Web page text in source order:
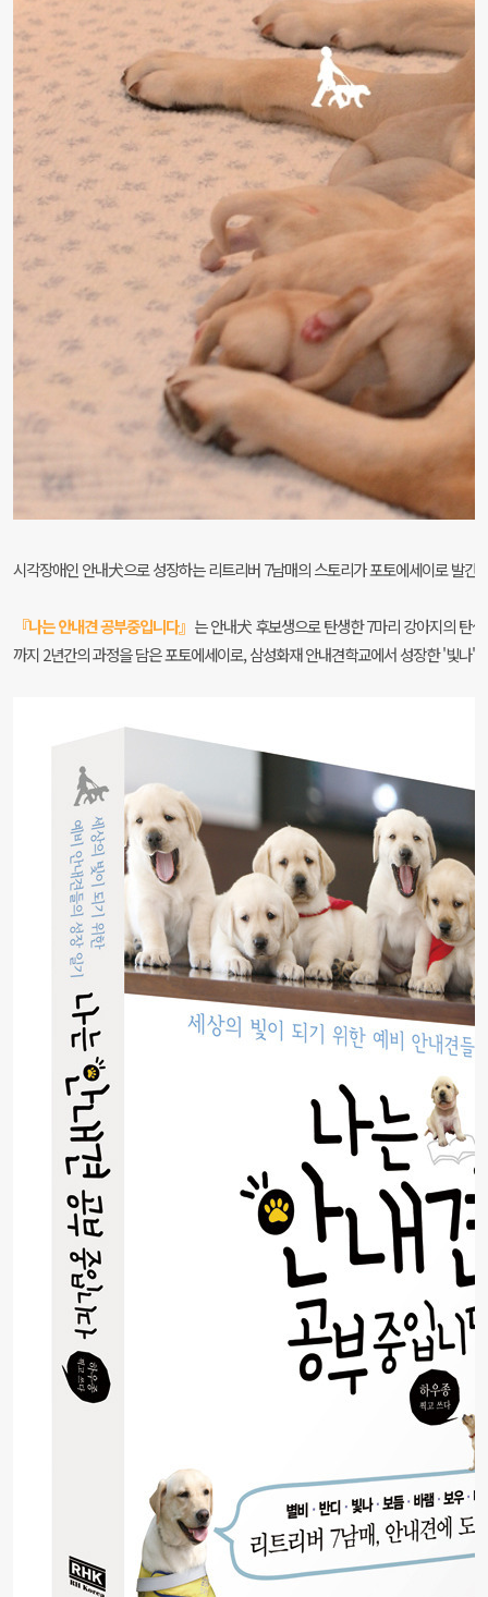
시각장애인 안내犬으로 성장하는 리트리버 7남매의 스토리가포토에세이로 발간
『나는 안내견 공부중입니다』 는 안내犬 후보생으로 탄생한 7마리 강아지의 탄
까지 2년간의 과정을 담은 포토에세이로, 삼성화재 안내견학교에서 성장한 '빛나'